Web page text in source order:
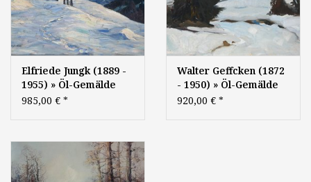
Elfriede Jungk (1889 -
1955) » Öl-Gemälde
Alpen Landschaft
Schnee
Schneelandschaft
Klassische Moderne
985,00 € *
Walter Geffcken (1872
- 1950) » Öl-Gemälde
Winter Landschaft
920,00 € *